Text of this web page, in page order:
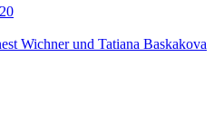
Wichner und Tatiana Baskakova